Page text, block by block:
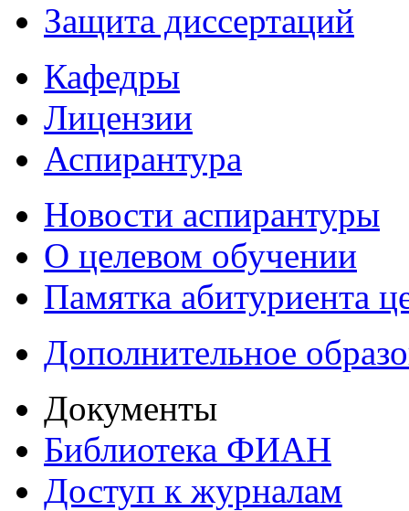
Защита диссертаций
Кафедры
Лицензии
Аспирантура
Новости аспирантуры
О целевом обучении
Памятка абитуриента
Дополнительное
Документы
Библиотека ФИАН
Доступ к журналам